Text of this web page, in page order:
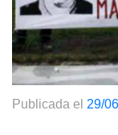
Publicada el 29/